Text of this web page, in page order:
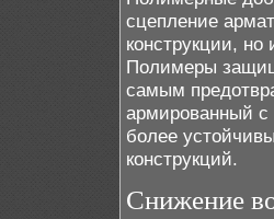
сцепление
конструкции,
Полимеры
самым
армированный с
более
конструкций.
Снижение